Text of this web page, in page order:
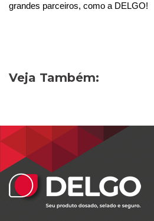
grandes parceiros, como a DELGO!
Veja Também: